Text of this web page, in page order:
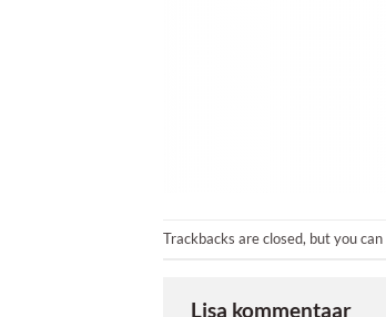
Trackbacks are closed, but you can
Lisa kommentaar